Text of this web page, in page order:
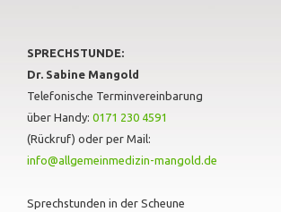
SPRECHSTUNDE:
Dr. Sabine Mangold
Telefonische Terminvereinbarung
über Handy: 0171 230 4591
(Rückruf) oder per Mail:
info@allgemeinmedizin-mangold.de
Sprechstunden in der Scheune